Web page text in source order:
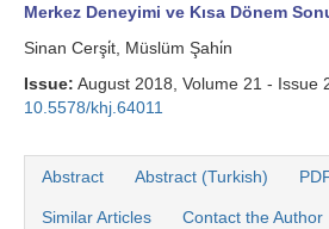
Merkez Deneyimi ve Kısa Dönem
Sinan Cerşi̇t, Müslüm Şahi̇n
Issue: August 2018, Volume 21 - Issue
10.5578/khj.64011
Abstract Abstract (Turkish)
Similar Articles Contact the Author